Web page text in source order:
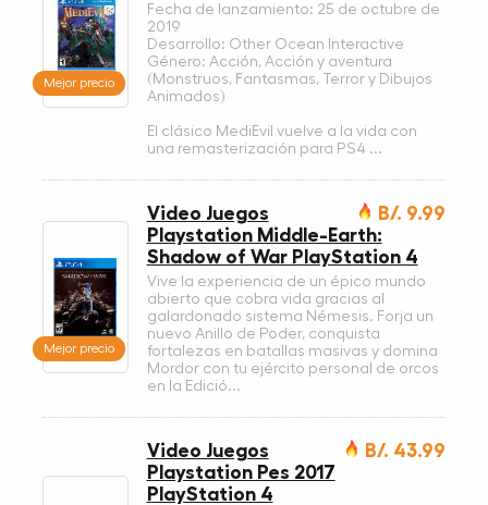
Mejor precio
Fecha de lanzamiento: 25 de octubre de
2019
Desarrollo: Other Ocean Interactive
Género: Acción, Acción y aventura
(Monstruos, Fantasmas, Terror y Dibujos
Animados)
El clásico MediEvil vuelve a la vida con
una remasterización para PS4 ...
Mejor precio
B/. 9.99
Video Juegos
Playstation Middle-Earth:
Shadow of War PlayStation 4
Vive la experiencia de un épico mundo
abierto que cobra vida gracias al
galardonado sistema Némesis. Forja un
nuevo Anillo de Poder, conquista
fortalezas en batallas masivas y domina
Mordor con tu ejército personal de orcos
en la Edició...
B/. 43.99
Video Juegos
Playstation Pes 2017
PlayStation 4